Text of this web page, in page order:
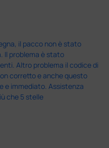
il pacco non è stato
Il problema è stato
Altro problema il codice di
corretto e anche questo
e immediato. Assistenza
che 5 stelle